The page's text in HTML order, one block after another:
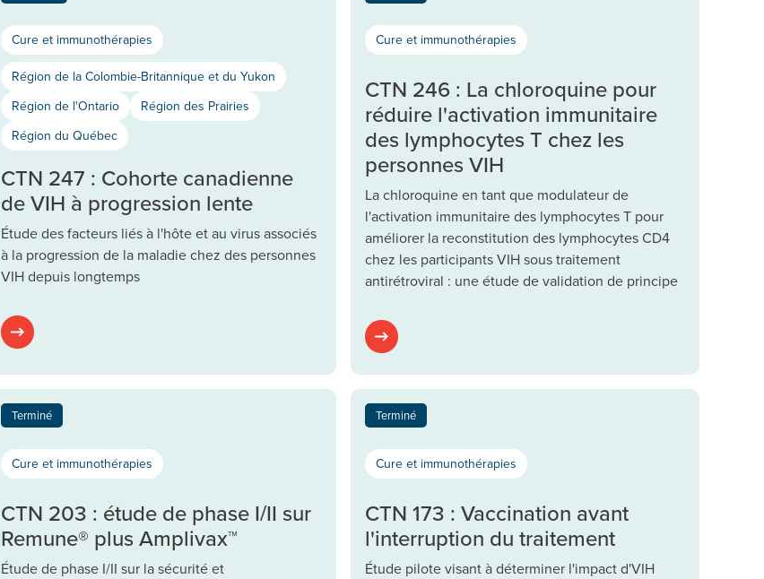
Cure et immunothérapies
Région de la Colombie-Britannique et du Yukon
Région de l'Ontario
Région des Prairies
Région du Québec
CTN 247 : Cohorte canadienne
de VIH à progression lente
Étude des facteurs liés à l'hôte et au virus associés
à la progression de la maladie chez des personnes
VIH depuis longtemps
Cure et immunothérapies
CTN 246 : La chloroquine pour
réduire l'activation immunitaire
des lymphocytes T chez les
personnes VIH
La chloroquine en tant que modulateur de
l'activation immunitaire des lymphocytes T pour
améliorer la reconstitution des lymphocytes CD4
chez les participants VIH sous traitement
antirétroviral : une étude de validation de principe
Terminé
Cure et immunothérapies
CTN 203 : étude de phase I/II sur
Remune® plus Amplivax™
Étude de phase I/II sur la sécurité et
Terminé
Cure et immunothérapies
CTN 173 : Vaccination avant
l'interruption du traitement
Étude pilote visant à déterminer l'impact d'VIH